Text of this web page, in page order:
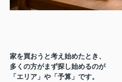
家を買おうと考え始めたとき、
多くの方がまず探し始めるのが
「エリア」や「予算」です。